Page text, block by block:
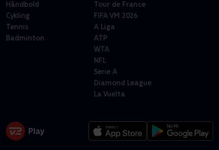
Håndbold
Cykling
Tennis
Badminton
Tour de France
FIFA VM 2026
A Liga
ATP
WTA
NFL
Serie A
Diamond League
La Vuelta